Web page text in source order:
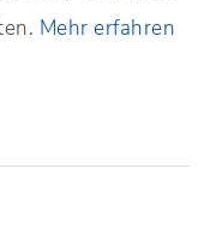
Mehr erfahren